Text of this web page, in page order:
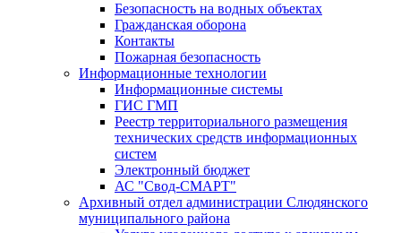
Безопасность на водных объектах
Гражданская оборона
Контакты
Пожарная безопасность
Информационные технологии
Информационные системы
ГИС ГМП
Реестр территориального размещения
технических средств информационных
систем
Электронный бюджет
АС "Свод-СМАРТ"
Архивный отдел администрации Слюдянского
муниципального района